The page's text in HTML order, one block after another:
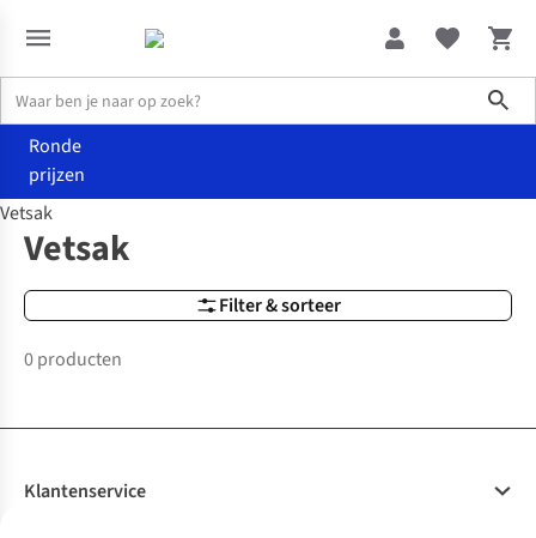
Ronde
prijzen
Merken Vetsak
Vetsak
Filter & sorteer
Vetsak
0 producten
Klantenservice